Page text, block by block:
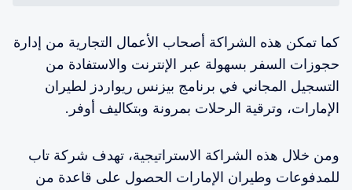
كما تمكن هذه الشراكة أصحاب الأعمال التجارية من إدارة
حجوزات السفر بسهولة عبر الإنترنت والاستفادة من
التسجيل المجاني في برنامج بيزنس ريواردز لطيران
الإمارات، وترقية الرحلات بمرونة وبتكاليف أوفر.
ومن خلال هذه الشراكة الاستراتيجية، تهدف شركة تاب
للمدفوعات وطيران الإمارات الحصول على قاعدة من